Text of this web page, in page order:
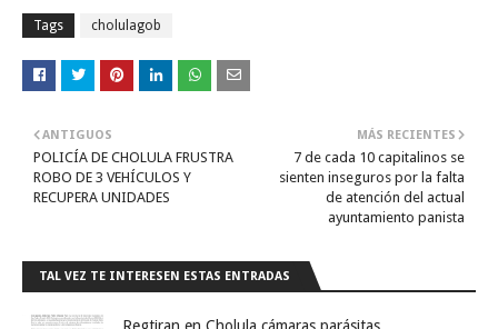
Tags cholulagob
MÁS RECIENTES
7 de cada 10 capitalinos se
sienten inseguros por la falta
de atención del actual
ayuntamiento panista
ANTIGUOS
POLICÍA DE CHOLULA FRUSTRA
ROBO DE 3 VEHÍCULOS Y
RECUPERA UNIDADES
TAL VEZ TE INTERESEN ESTAS ENTRADAS
Regtiran en Cholula cámaras parásitas